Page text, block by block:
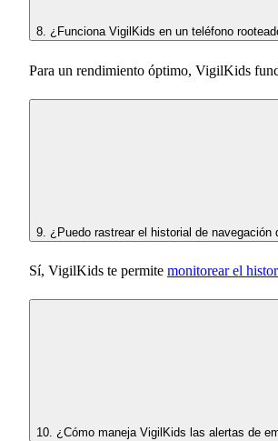
8. ¿Funciona VigilKids en un teléfono
Para un rendimiento óptimo, VigilKids
9. ¿Puedo rastrear el historial de
Sí, VigilKids te permite monitorear el
10. ¿Cómo maneja VigilKids las alertas de